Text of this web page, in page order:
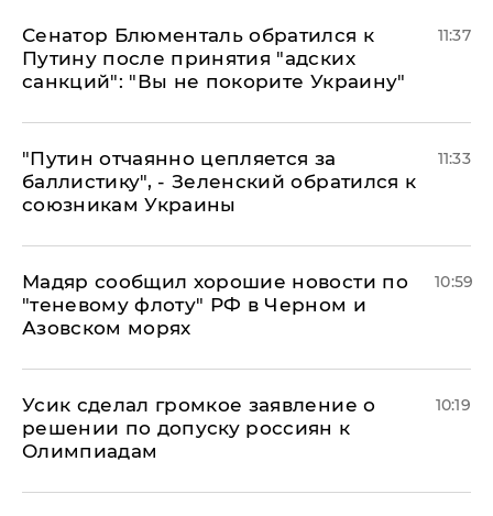
Сенатор Блюменталь обратился к
Путину после принятия "адских
санкций": "Вы не покорите Украину"
11:37
"Путин отчаянно цепляется за
баллистику", - Зеленский обратился к
союзникам Украины
11:33
Мадяр сообщил хорошие новости по
"теневому флоту" РФ в Черном и
Азовском морях
10:59
Усик сделал громкое заявление о
решении по допуску россиян к
Олимпиадам
10:19